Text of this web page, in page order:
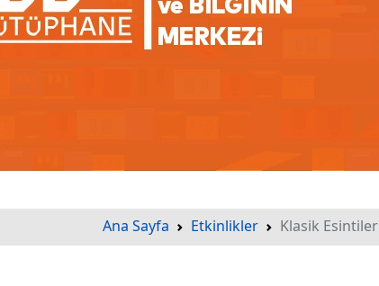
Ana Sayfa Etkinlikler Klasik Esintiler